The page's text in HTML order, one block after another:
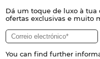
Dá um toque de luxo à tua
ofertas exclusivas e muito
You can find further